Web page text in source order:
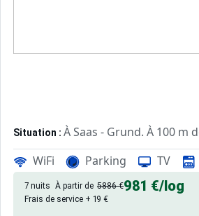
Situation : À Saas - Grund. À 100 m
Appartement de particulier : de
WiFi Parking TV
7 nuits À partir de 5886 €981 €/log
Frais de service + 19 €